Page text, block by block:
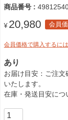
商品番号
¥ 20,980 会員
会員価格で購入するに
あり
お届け目安
ご注文
いたします。
在庫・発送目安につ